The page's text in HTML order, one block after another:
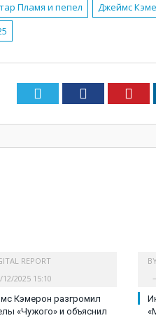
Пламя и пепел Джеймс
Twitter Facebook
REPORT
12/2025 15:10
Кэмерон разгромил
«Чужого» и объяснил